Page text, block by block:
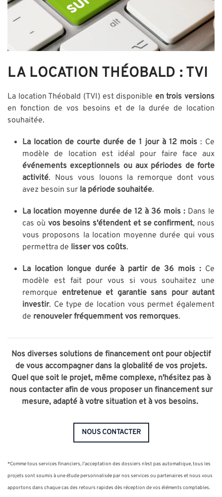
LA LOCATION THÉOBALD : TVI
La location Théobald (TVI) est disponible en trois versions
en fonction de vos besoins et de la durée de location
souhaitée.
La location de courte durée de 1 jour à 12 mois: Ce
modèle de location est idéal pour faire face aux
événements exceptionnels ou aux périodes de forte
activité. Nous vous louons la remorque dont vous
avez besoin sur la période souhaitée.
La location moyenne durée de 12 à 36 mois : Dans le
cas où vos besoins s'étendent et se confirment, nous
vous proposons la location moyenne durée qui vous
permettra de lisser vos coûts.
La location longue durée à partir de 36 mois : Ce
modèle est fait pour vous si vous souhaitez une
remorque entretenue et garantie sans pour autant
investir. Ce type de location vous permet également
de renouveler fréquemment vos remorques.
Nos diverses solutions de financement ont pour objectif
de vous accompagner dans la globalité de vos projets.
Quel que soit le projet, même complexe, n'hésitez pas à
nous contacter afin de vous proposer un financement sur
mesure, adapté à votre situation et à vos besoins.
NOUS CONTACTER
*Comme tous services financiers, l’acceptation des dossiers n’est pas automatique, tous les
projets sont soumis à une étude personnalisée par nos services ou partenaires et nous vous
apportons dans chaque cas des retours rapides dès réception de vos éléments comptables.